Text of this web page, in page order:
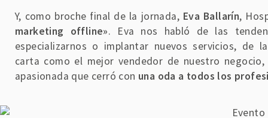
Y, como broche final de la jornada, Eva Ballarín,
marketing offline». Eva nos habló de las
especializarnos o implantar nuevos servicios, de
carta como el mejor vendedor de nuestro
apasionada que cerró con una oda a todos los